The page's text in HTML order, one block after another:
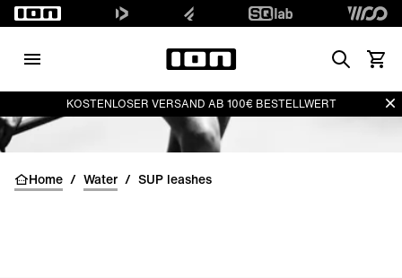
Search
KOSTENLOSER VERSAND AB 100€ BESTELLWERT
Home / Water / SUP leashes